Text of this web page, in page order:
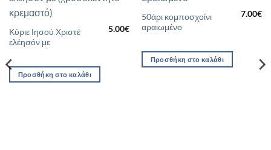
Προσθήκη
Κύριε Ιησού Χριστέ
ελέησόν με
5.00€
Προσθήκη στο καλάθι
στη Λίστα
50άρι κομποσχοίνι
αραιωμένο
7.00€
Προσθήκη στο καλάθι